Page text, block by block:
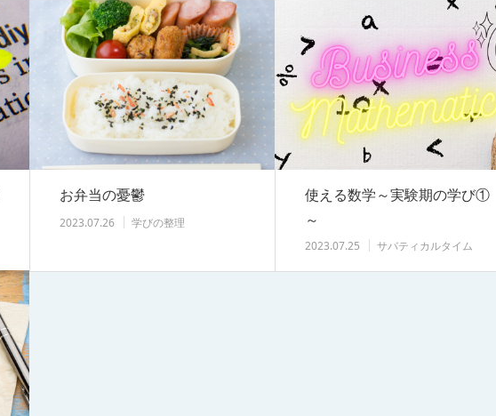
お弁当の憂鬱
2023.07.26 学びの整理
使える数学～実験期の学び①
～
2023.07.25 サバティカルタイム